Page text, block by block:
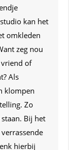
kan het
omkleden
zeg nou
of
Als
klompen
Zo
Bij het
hierbij